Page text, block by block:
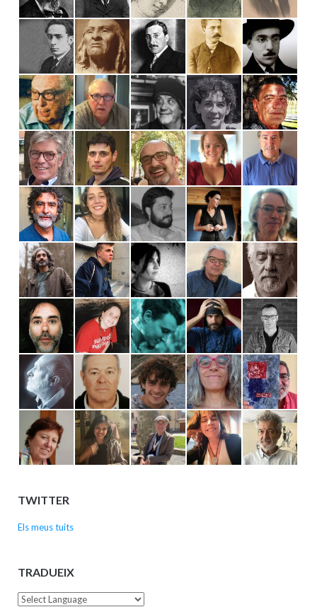
TWITTER
Els meus tuits
TRADUEIX